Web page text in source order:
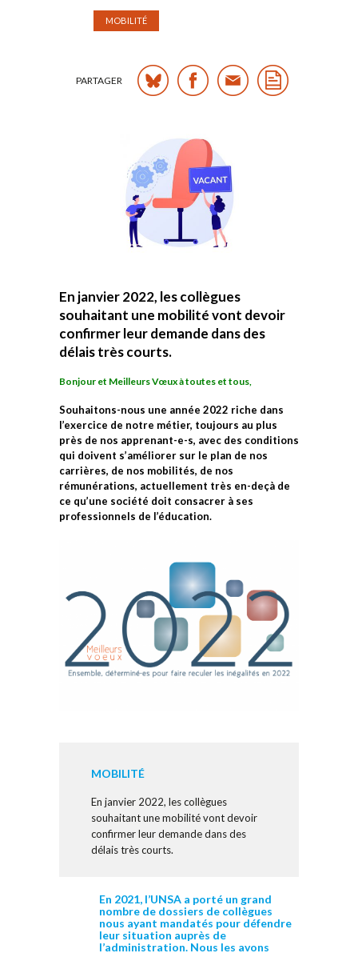
MOBILITÉ
PARTAGER
En janvier 2022, les collègues
souhaitant une mobilité vont devoir
confirmer leur demande dans des
délais très courts.
Bonjour et Meilleurs Vœux à toutes et tous,
Souhaitons-nous une année 2022 riche dans
l’exercice de notre métier, toujours au plus
près de nos apprenant-e-s, avec des conditions
qui doivent s’améliorer sur le plan de nos
carrières, de nos mobilités, de nos
rémunérations, actuellement très en-deçà de
ce qu’une société doit consacrer à ses
professionnels de l’éducation.
MOBILITÉ
En janvier 2022, les collègues
souhaitant une mobilité vont devoir
confirmer leur demande dans des
délais très courts.
En 2021, l’UNSA a porté un grand
nombre de dossiers de collègues
nous ayant mandatés pour défendre
leur situation auprès de
l’administration. Nous les avons